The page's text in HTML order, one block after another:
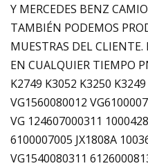
Y MERCEDES BENZ
TAMBIÉN PODEMOS
MUESTRAS DEL
EN CUALQUIER TIEMPO
K2749 K3052 K3250
VG1560080012
VG 124607000311
6100007005 JX1808A
VG1540080311